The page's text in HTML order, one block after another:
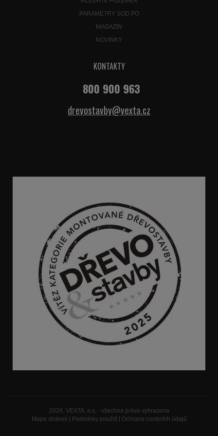
PARAMETRY SOD PO
MAGAZÍN
NOVINKY
KONTAKTY
800 900 963
drevostavby@vexta.cz
2026, VEXTA, a.s. - všechna práva vyhrazena
Mapa stránek
Podmínky použití| Ochrana osobních údajů